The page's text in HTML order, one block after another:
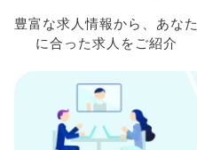
豊富な求人情報から、 あなた
に合った求人を ご紹介